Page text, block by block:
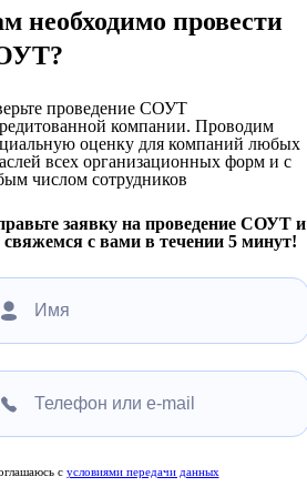
необходимо провести
проведение СОУТ
компании. Проводим
оценку для компаний любых
всех организационных форм и с
числом сотрудников
заявку на проведение СОУТ и
с вами в течении 5 минут!
с условиями передачи данных